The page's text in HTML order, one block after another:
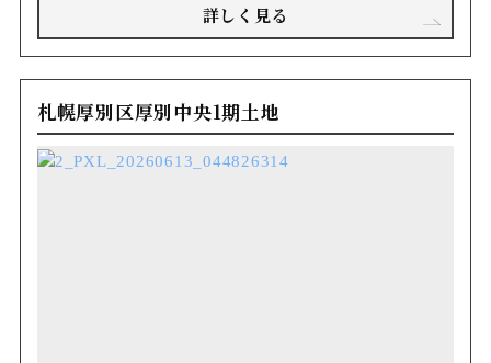
詳しく見る
札幌厚別区厚別中央1期土地